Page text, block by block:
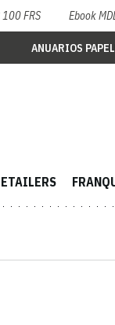
100 FRS Ebook
ANUARIOS PAPEL